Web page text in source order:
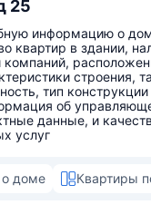
25
информацию о
квартир в здании,
компаний,
строения,
тип
об
данные, и
услуг
доме Квартиры